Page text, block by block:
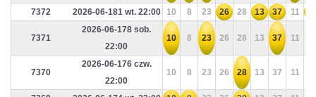
7372 2026-06-181 wt. 22:00 10 8 23 26 28 13 37 11
7371
2026-06-178 sob.
22:00
10 8 23 26 28 13 37 11
7370
2026-06-176 czw.
22:00
10 8 23 26 28 13 37 11